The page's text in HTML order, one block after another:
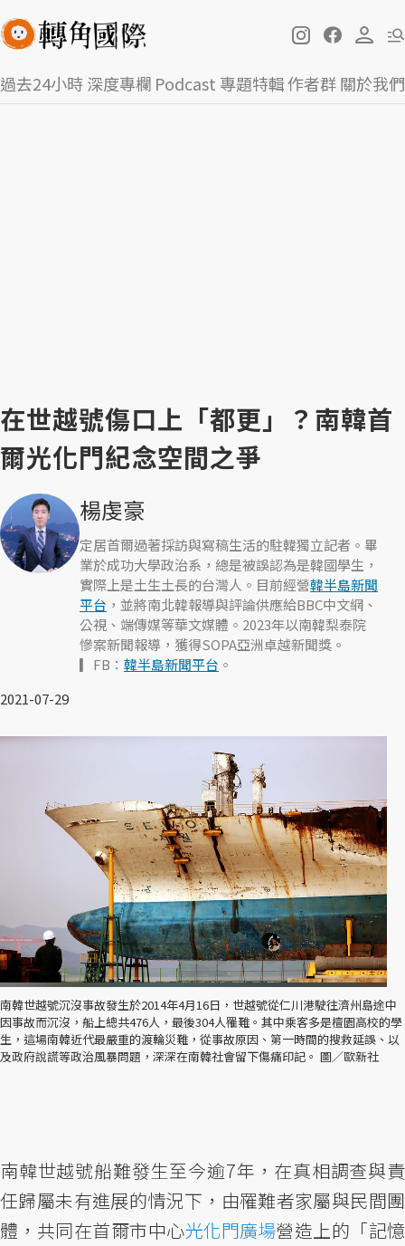
過去24小時深度專欄 Podcast 專題特輯作者群關於我們
在世越號傷口上「都更」？南韓首
爾光化門紀念空間之爭
楊虔豪
定居首爾過著採訪與寫稿生活的駐韓獨立記者。畢
業於成功大學政治系，總是被誤認為是韓國學生，
實際上是土生土長的台灣人。目前經營韓半島新聞
平台 ，並將南北韓報導與評論供應給BBC中文網、
公視、端傳媒等華文媒體。2023年以南韓梨泰院
慘案新聞報導，獲得SOPA亞洲卓越新聞獎。
▎FB： 韓半島新聞平台 。
2021-07-29
南韓世越號沉沒事故發生於2014年4月16日，世越號從仁川港駛往濟州島途中
因事故而沉沒，船上總共476人，最後304人罹難。其中乘客多是檀園高校的學
生，這場南韓近代最嚴重的渡輪災難，從事故原因、第一時間的搜救延誤、以
及政府說謊等政治風暴問題，深深在南韓社會留下傷痛印記。 圖／歐新社
南韓世越號船難發生至今逾7年，在真相調查與責
任歸屬未有進展的情況下，由罹難者家屬與民間團
體，共同在首爾市中心光化門廣場營造上的「記憶